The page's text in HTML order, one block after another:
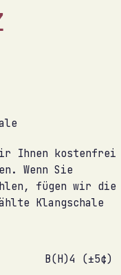
Ihnen kostenfrei
Wenn Sie
fügen wir die
Klangschale
B(H)4 (±5¢)